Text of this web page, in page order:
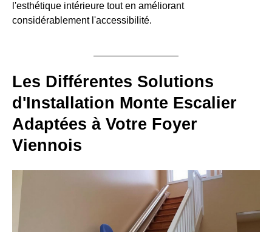
l'esthétique intérieure tout en améliorant
considérablement l'accessibilité.
Les Différentes Solutions
d'Installation Monte Escalier
Adaptées à Votre Foyer
Viennois